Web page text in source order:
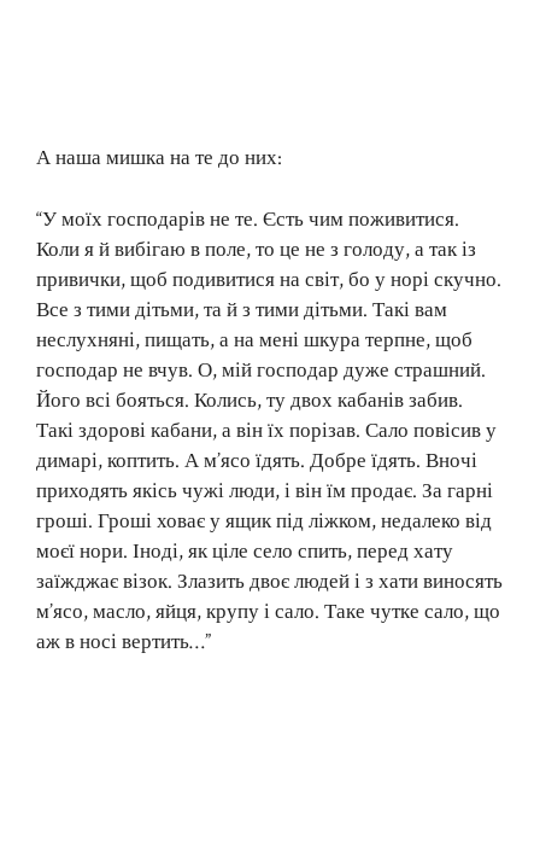
А наша мишка на те до них:
“У моїх господарів не те. Єсть чим поживитися.
Коли я й вибігаю в поле, то це не з голоду, а так із
привички, щоб подивитися на світ, бо у норі скучно.
Все з тими дітьми, та й з тими дітьми. Такі вам
неслухняні, пищать, а на мені шкура терпне, щоб
господар не вчув. О, мій господар дуже страшний.
Його всі бояться. Колись, ту двох кабанів забив.
Такі здорові кабани, а він їх порізав. Сало повісив у
димарі, коптить. А м’ясо їдять. Добре їдять. Вночі
приходять якісь чужі люди, і він їм продає. За гарні
гроші. Гроші ховає у ящик під ліжком, недалеко від
моєї нори. Іноді, як ціле село спить, перед хату
заїжджає візок. Злазить двоє людей і з хати виносять
м’ясо, масло, яйця, крупу і сало. Таке чутке сало, що
аж в носі вертить…”